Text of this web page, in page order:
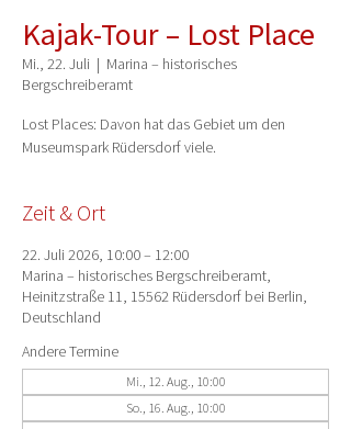
Kajak-Tour – Lost Place
Mi., 22. Juli
  |
Marina – historisches
Bergschreiberamt
Lost Places: Davon hat das Gebiet um den
Museumspark Rüdersdorf viele.
Zeit & Ort
22. Juli 2026, 10:00 – 12:00
Marina – historisches Bergschreiberamt,
Heinitzstraße 11, 15562 Rüdersdorf bei Berlin,
Deutschland
Andere Termine
Mi., 12. Aug., 10:00
So., 16. Aug., 10:00